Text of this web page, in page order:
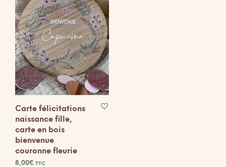
Carte félicitations
naissance fille,
carte en bois
bienvenue
couronne fleurie
8,00€ TTC